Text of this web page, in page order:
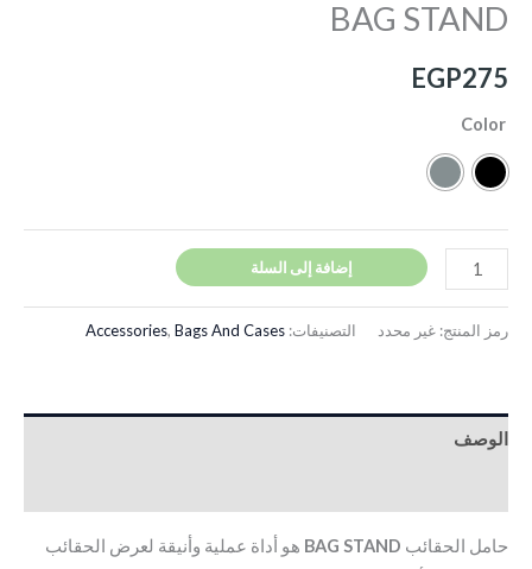
BAG STAND
EGP275
Color
إضافة إلى السلة
رمز المنتج: غير محدد التصنيفات: Accessories, Bags And Cases
الوصف
حامل الحقائب BAG STAND هو أداة عملية وأنيقة لعرض الحقائب